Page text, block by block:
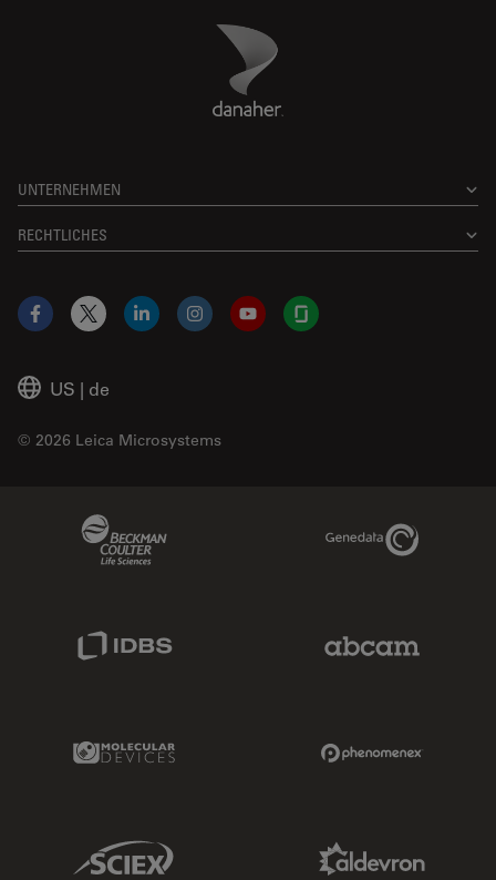
Danaher Logo
UNTERNEHMEN
RECHTLICHES
US | de
© 2026 Leica Microsystems
Facebook
X LinkedInInstagramYouTubeGlassdoor
Genedata Link
Molecular Devices Link
Sciex Link